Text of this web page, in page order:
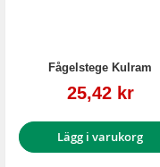
Fågelstege Kulram
Reapris
25,42 kr
Lägg i varukorg